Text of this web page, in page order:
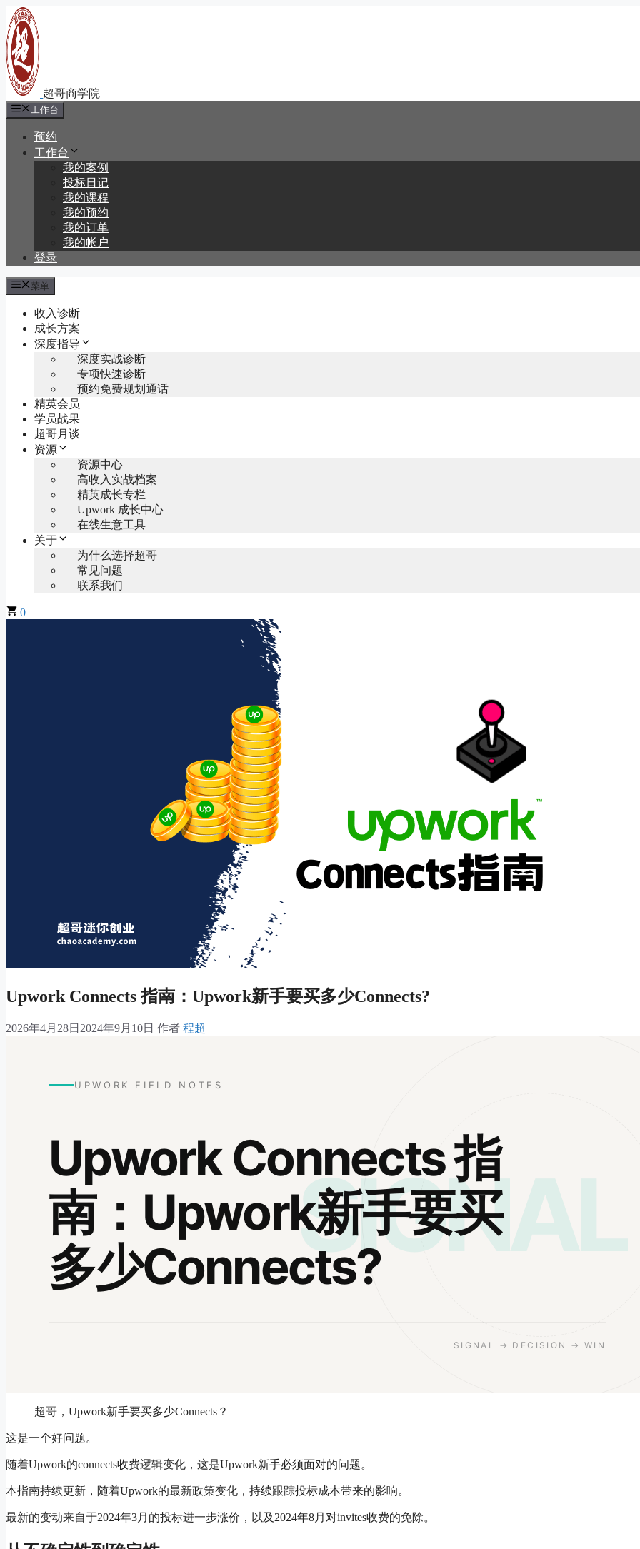
跳
至
内
容
工作台
预约
工作台
我的案例
投标日记
我的课程
我的预约
我的订单
我的帐户
登录
菜单
收入诊断
成长方案
深度指导
深度实战诊断
专项快速诊断
预约免费规划通话
精英会员
学员战果
超哥月谈
资源
资源中心
高收入实战档案
精英成长专栏
Upwork 成长中心
在线生意工具
关于
为什么选择超哥
常见问题
联系我们
0
Upwork Connects 指南：Upwork新手要买多少Connects?
2026年4月28日 2024年9月10日 作者 程超
SIGNAL
UPWORK FIELD NOTES
Upwork Connects 指
南：Upwork新手要买
多少Connects?
SIGNAL → DECISION → WIN
超哥，Upwork新手要买多少Connects？
这是一个好问题。
随着Upwork的connects收费逻辑变化，这是Upwork新手必须面对的问题。
本指南持续更新，随着Upwork的最新政策变化，持续跟踪投标成本带来的影响。
最新的变动来自于2024年3月的投标进一步涨价，以及2024年8月对invites收费的免除。